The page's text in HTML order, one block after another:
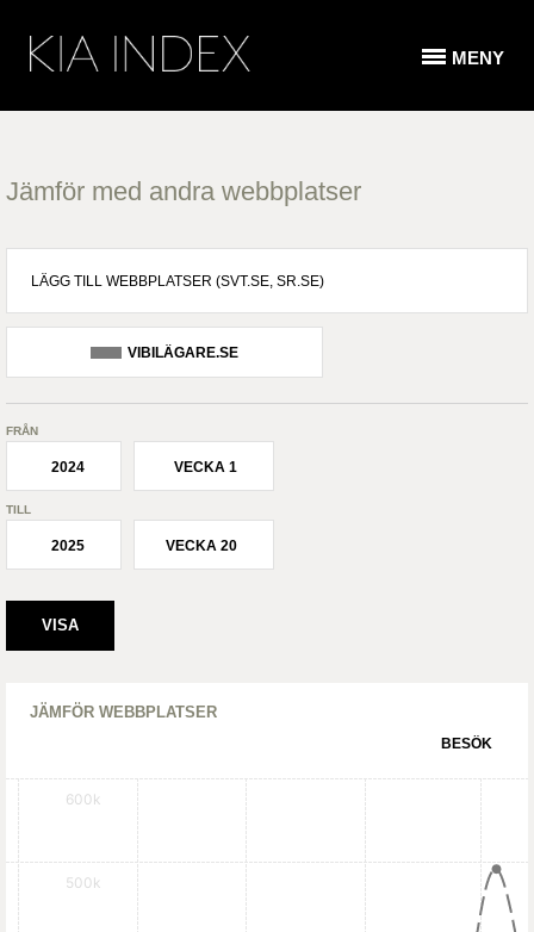
MENY
Jämför med andra webbplatser
VIBILÄGARE.SE
FRÅN
2024 VECKA 1
TILL
2025 VECKA 20
JÄMFÖR WEBBPLATSER
BESÖK
500k
600k